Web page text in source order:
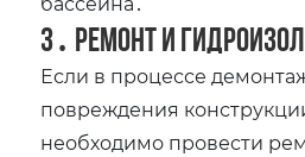
3․ Ремонт и
Если в процессе
повреждения
необходимо провести